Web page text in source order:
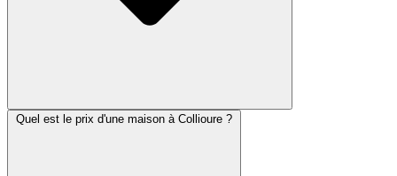
Quel est le prix d'une maison à Collioure ?